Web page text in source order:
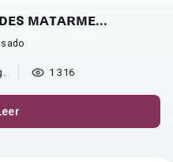
ᴍᴀᴛᴀʀᴍᴇ...
1 316